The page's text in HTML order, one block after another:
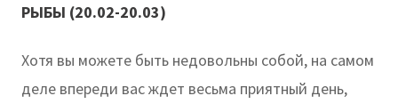
РЫБЫ (20.02-20.03)
Хотя вы можете быть недовольны собой, на самом
деле впереди вас ждет весьма приятный день,